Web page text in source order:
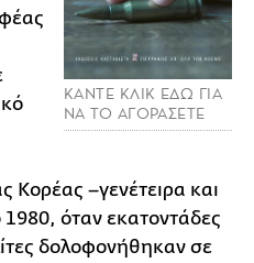
ΚΑΝΤΕ ΚΛΙΚ ΕΔΩ ΓΙΑ
ΝΑ ΤΟ ΑΓΟΡΑΣΕΤΕ
Κορέας –γενέτειρα και
1980, όταν εκατοντάδες
δολοφονήθηκαν σε